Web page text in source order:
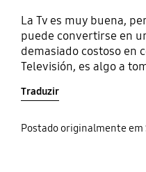
La Tv es muy buena,
puede convertirse en
demasiado costoso en
Televisión, es algo a
Traduzir
Postado originalmente em